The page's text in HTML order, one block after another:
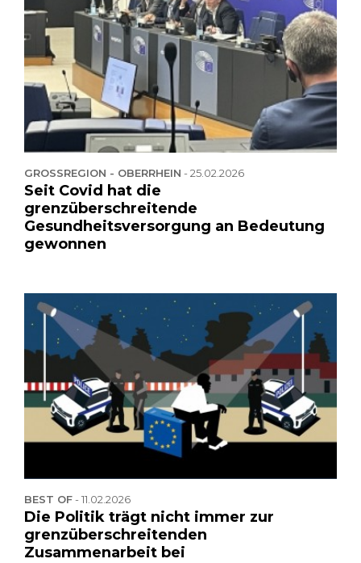
GROSSREGION - OBERRHEIN -25.02.2026
Seit Covid hat die
grenzüberschreitende
Gesundheitsversorgung an Bedeutung
gewonnen
BEST OF-11.02.2026
Die Politik trägt nicht immer zur
grenzüberschreitenden
Zusammenarbeit bei